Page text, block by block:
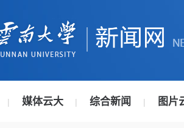
| 媒体云大 | 综合新闻 | 图片